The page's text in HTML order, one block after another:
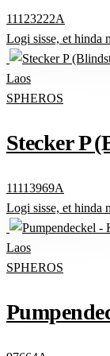
11123222A
Logi sisse, et hinda
Laos
SPHEROS
Stecker P
11113969A
Logi sisse, et hinda
Laos
SPHEROS